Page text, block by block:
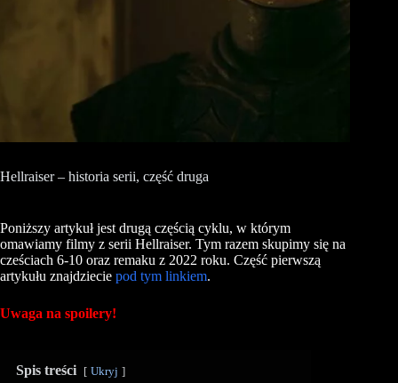
Hellraiser – historia serii, część druga
Poniższy artykuł jest drugą częścią cyklu, w którym
omawiamy filmy z serii Hellraiser. Tym razem skupimy się na
cześciach 6-10 oraz remaku z 2022 roku. Część pierwszą
artykułu znajdziecie pod tym linkiem.
Uwaga na spoilery!
Spis treści Ukryj